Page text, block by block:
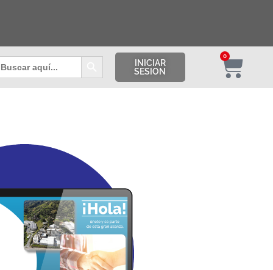
Botón de búsqueda
INICIAR
SESION
0